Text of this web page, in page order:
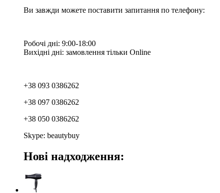
Ви завжди можете поставити запитання по телефону:
Робочі дні: 9:00-18:00
Вихідні дні: замовлення тільки Online
+38 093 0386262
+38 097 0386262
+38 050 0386262
Skype: beautybuy
Нові надходження: